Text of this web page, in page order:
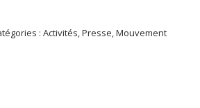
:Activités, Presse, Mouvement